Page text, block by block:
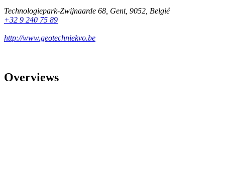
Technologiepark-Zwijnaarde 68 Gent, 9052 België
+32 9 240 75 89
http://www.geotechniekvo.be
Overviews